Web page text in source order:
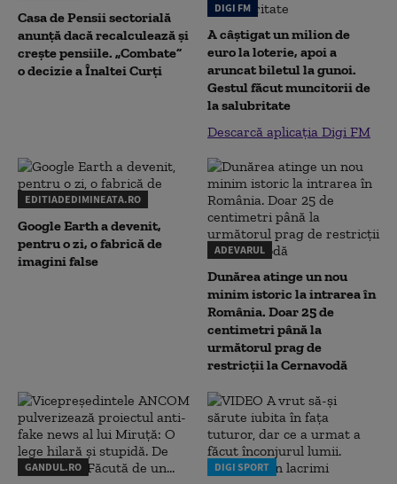
Casa de Pensii sectorială
anunță dacă recalculează și
crește pensiile. „Combate”
o decizie a Înaltei Curți
DIGI FM
A câștigat un milion de
euro la loterie, apoi a
aruncat biletul la gunoi.
Gestul făcut muncitorii de
la salubritate
Descarcă aplicația Digi FM
EDITIADEDIMINEATA.RO
Google Earth a devenit,
pentru o zi, o fabrică de
imagini false
ADEVARUL
Dunărea atinge un nou
minim istoric la intrarea în
România. Doar 25 de
centimetri până la
următorul prag de
restricții la Cernavodă
GANDUL.RO DIGI SPORT